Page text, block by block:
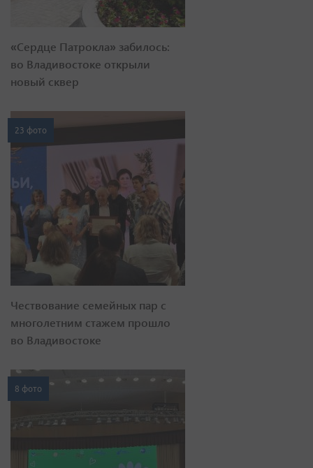
«Сердце Патрокла» забилось:
во Владивостоке открыли
новый сквер
23 фото
Чествование семейных пар с
многолетним стажем прошло
во Владивостоке
8 фото